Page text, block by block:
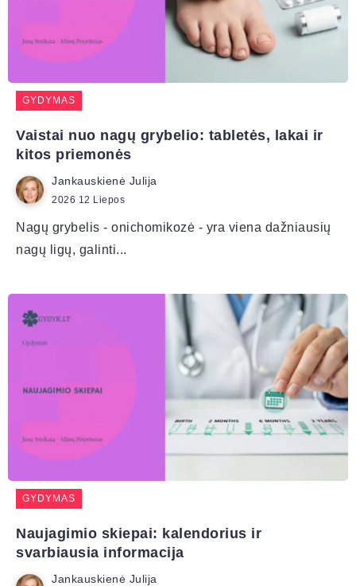
GYDYMAS
Vaistai nuo nagų grybelio: tabletės, lakai ir
kitos priemonės
Jankauskienė Julija
2026 12 Liepos
Nagų grybelis - onichomikozė - yra viena dažniausių
nagų ligų, galinti...
GYDYMAS
Naujagimio skiepai: kalendorius ir
svarbiausia informacija
Jankauskienė Julija